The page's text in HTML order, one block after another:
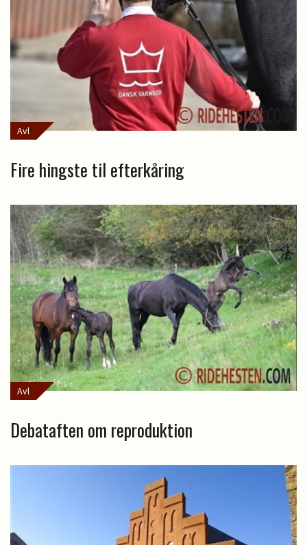
Avl
Fire hingste til efterkåring
Avl
Debataften om reproduktion